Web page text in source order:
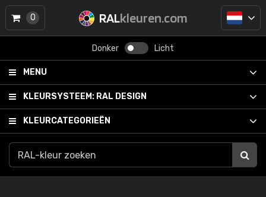
RALkleuren.com
Donker Licht
MENU
KLEURSYSTEEM: RAL DESIGN
KLEURCATEGORIEËN
0